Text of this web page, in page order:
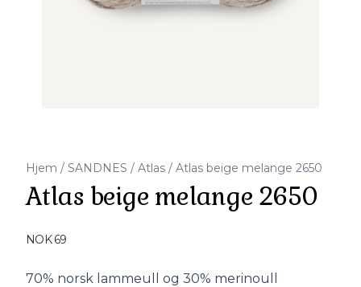
Hjem / SANDNES / Atlas / Atlas beige melange 2650
Atlas beige melange 2650
NOK 69
Description
70% norsk lammeull og 30% merinoull